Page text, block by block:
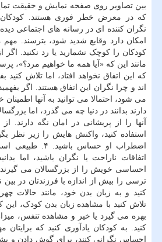
بین تصاویر روی صفحه نمایش و حقیقت
که در معرض خطر فوری هستند. کودکان
نگران کننده ای در رسانه های اجتماعی
امکان دارد وقایع شدید شود، بترسند.
کودکان را کوچک نشمارید یا رد نکنید.
مانند این که «آیا همه ما خواهیم مرد؟»،
که این اتفاق نخواهد افتاد، اما تلاش
اند و چرا نگران این اتفاق هستند. اگر
دارند بدانند در دنیا چه می گذرد، اما
آنها را از پریشانی در امان نگه
استفاده کنید، واکنش هایش را زیر نظر
اضطراب او حساس
اتفاقات ناراحت یا نگران باشید، اما
احساسی خویش را از بزرگسالان می
ترسی را بیش از اندازه با فرزندتان در
تلاش کنید با مشاهده زبان بدن کودک، این
بهره می گیرد یا خیر و مشاهده تنفس،
کنید. به کودکان یادآوری کنید که
احساس نگرانی کنند، برای گوش دادن و